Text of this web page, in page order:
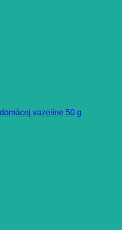
vazelíne 50 g